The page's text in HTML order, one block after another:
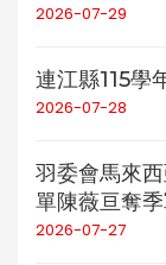
2026-07-29
連江縣115學
2026-07-28
羽委會馬來
單陳薇亘奪
2026-07-27